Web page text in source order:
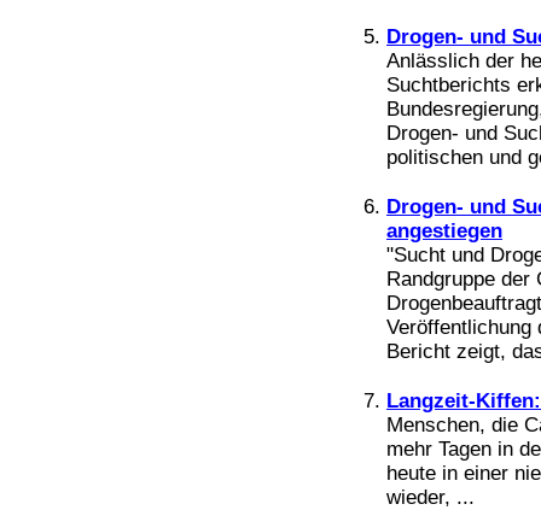
Drogen- und
Anlässlich der
Suchtberichts
Drogen- und
politischen und
Drogen- und
angestiegen
"Sucht und
Randgruppe
Veröffentlichung
Bericht zeigt,
Langzeit-
Menschen, die
mehr Tagen in
heute in einer
wieder, ...